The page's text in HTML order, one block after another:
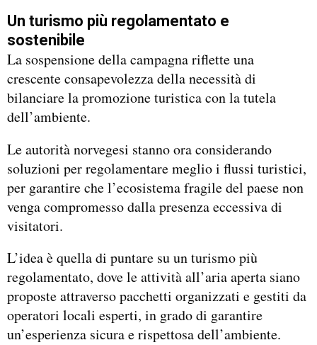
Un turismo più regolamentato e
sostenibile
La sospensione della campagna riflette una
crescente consapevolezza della necessità di
bilanciare la promozione turistica con la tutela
dell’ambiente.
Le autorità norvegesi stanno ora considerando
soluzioni per regolamentare meglio i flussi turistici,
per garantire che l’ecosistema fragile del paese non
venga compromesso dalla presenza eccessiva di
visitatori.
L’idea è quella di puntare su un turismo più
regolamentato, dove le attività all’aria aperta siano
proposte attraverso pacchetti organizzati e gestiti da
operatori locali esperti, in grado di garantire
un’esperienza sicura e rispettosa dell’ambiente.